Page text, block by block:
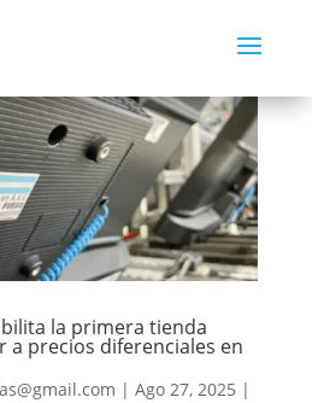
la primera tienda
a precios diferenciales en
| Ago 27, 2025 |